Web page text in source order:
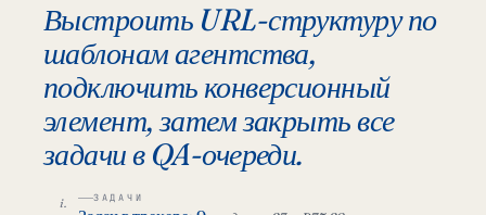
Выстроить URL-структуру по
шаблонам агентства,
подключить конверсионный
элемент, затем закрыть все
задачи в QA-очереди.
ЗАДАЧИ